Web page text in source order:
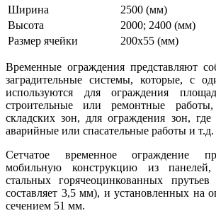
Ширина
2500 (мм)
Высота
2000; 2400 (мм)
Размер ячейки
200х55 (мм)
Временные ограждения представляют
заградительные системы, которые, с
используются для ограждения
строительные или ремонтные
складских зон, для ограждения зон, где
аварийные или спасательные работы и т.д.
Сетчатое временное ограждение
мобильную конструкцию из
стальных горячеоцинкованных
составляет 3,5 мм), и установленных на
сечением 51 мм.